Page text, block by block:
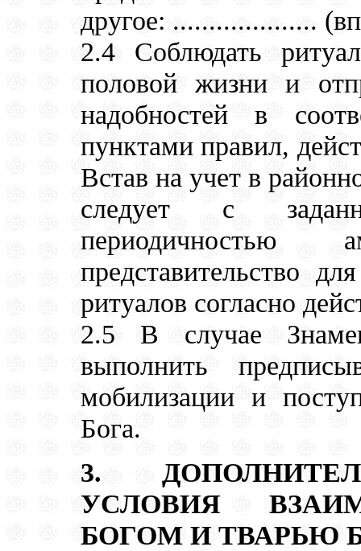
другое: ....................
2.4 Соблюдать
половой жизни и
надобностей в
пунктами правил,
Встав на учет в
следует с
периодичностью
представительство
ритуалов согласно
2.5 В случае
выполнить
мобилизации и
Бога.
3.
УСЛОВИЯ
БОГОМ И ТВАРЬЮ